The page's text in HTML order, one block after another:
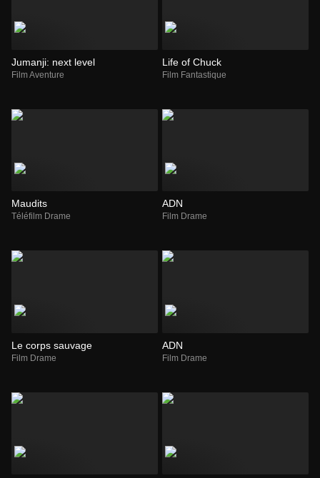
Jumanji: next level
Film Aventure
Life of Chuck
Film Fantastique
Maudits
Téléfilm Drame
ADN
Film Drame
Le corps sauvage
Film Drame
ADN
Film Drame